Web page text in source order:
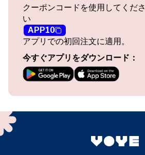
クーポンコードを使用してくださ
い
APP10
アプリでの初回注文に適用。
今すぐアプリをダウンロード：